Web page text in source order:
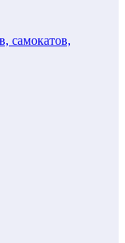
самокатов,